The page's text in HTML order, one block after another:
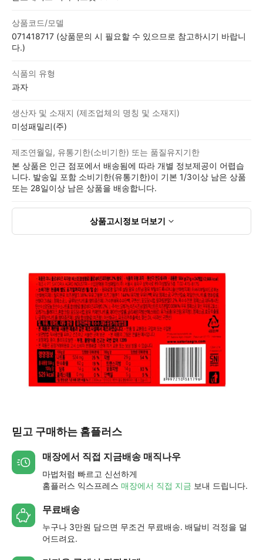
상품코드/모델
071418717 (상품문의 시 필요할 수 있으므로 참고하시기 바랍니
다.)
식품의 유형
과자
생산자 및 소재지 (제조업체의 명칭 및 소재지)
미성패밀리(주)
제조연월일, 유통기한(소비기한) 또는 품질유지기한
본 상품은 인근 점포에서 배송됨에 따라 개별 정보제공이 어렵습
니다. 발송일 포함 소비기한(유통기한)이 기본 1/3이상 남은 상품
또는 28일이상 남은 상품을 배송합니다.
상품고시정보 더보기
믿고 구매하는 홈플러스
매장에서 직접 지금배송 매직나우
마법처럼 빠르고 신선하게
홈플러스 익스프레스 매장에서 직접 지금 보내 드립니다.
무료배송
누구나 3만원 담으면 무조건 무료배송. 배달비 걱정을 덜
어드려요.